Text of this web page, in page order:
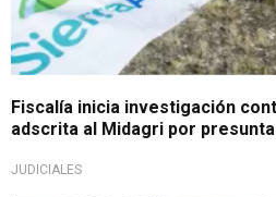
Fiscalía inicia investigación
adscrita al Midagri por
JUDICIALES